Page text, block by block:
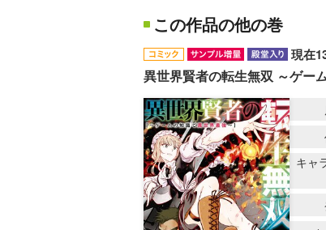
この作品の他の巻
現在
異世界賢者の転生無双 ～ゲー
キャ